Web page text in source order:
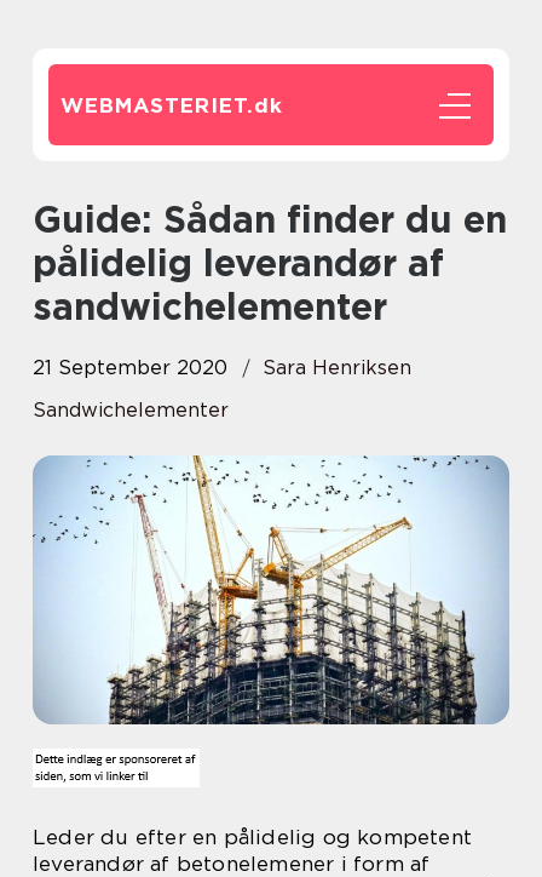
WEBMASTERIET.dk
Guide: Sådan finder du en
pålidelig leverandør af
sandwichelementer
21 September 2020
Sara Henriksen
Sandwichelementer
Leder du efter en pålidelig og kompetent
leverandør af betonelemener i form af